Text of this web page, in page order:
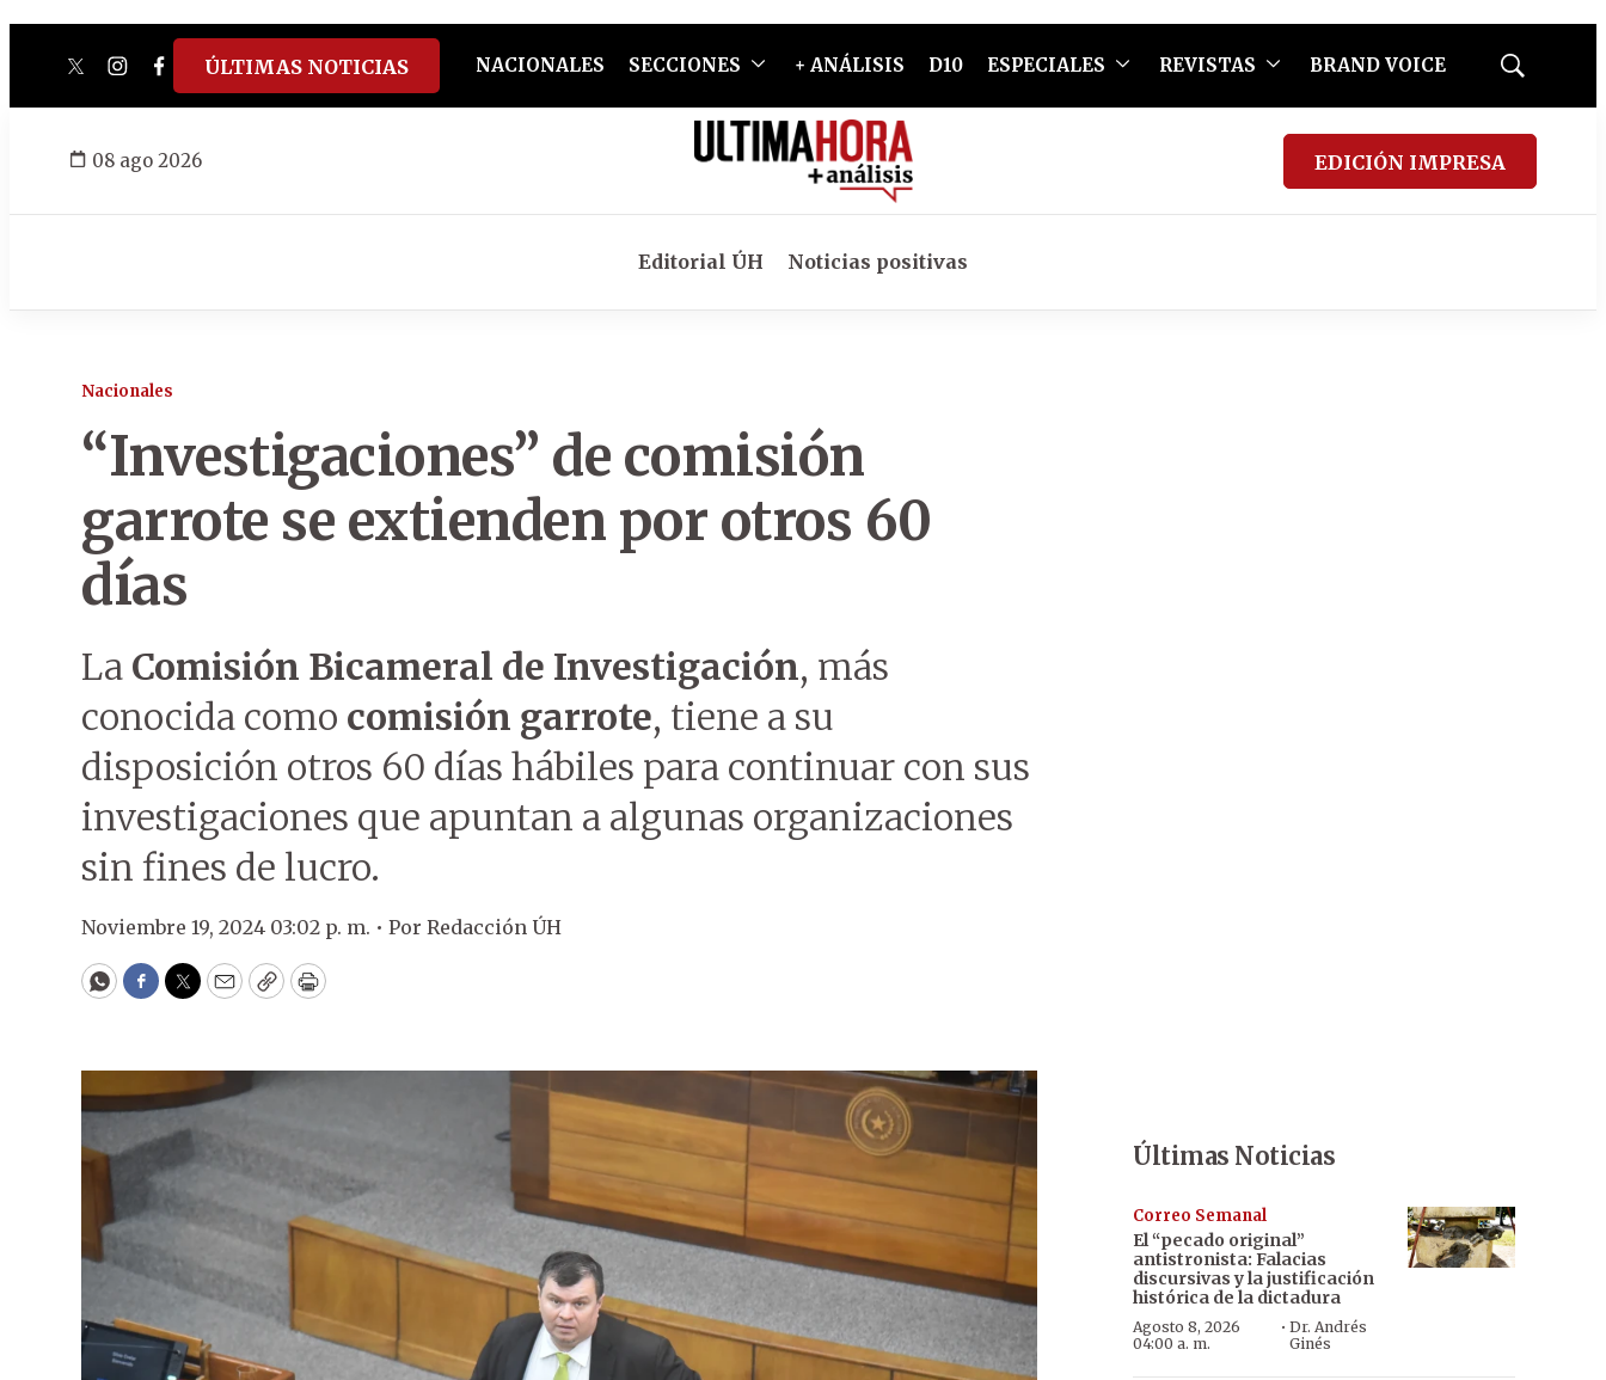
twitterinstagram
facebook
tiktokyoutube
spotify
ÚLTIMAS NOTICIAS NACIONALES SECCIONES + ANÁLISIS D10 ESPECIALES REVISTAS BRAND VOICE
Mostrar
08 ago 2026 EDICIÓN IMPRESA
Editorial ÚH Noticias positivas
Nacionales
“Investigaciones” de comisión
garrote se extienden por otros 60
días
La Comisión Bicameral de Investigación, más
conocida como comisión garrote, tiene a su
disposición otros 60 días hábiles para continuar con sus
investigaciones que apuntan a algunas organizaciones
sin fines de lucro.
Noviembre 19, 2024 03:02 p. m. • Por Redacción ÚH
WhatsApp
Facebook
Twitter
EmailCopyPrint
Últimas Noticias
Correo Semanal
El “pecado original”
antistronista: Falacias
discursivas y la justificación
histórica de la dictadura
Agosto 8, 2026
04:00 a. m.
·Dr. Andrés
Ginés